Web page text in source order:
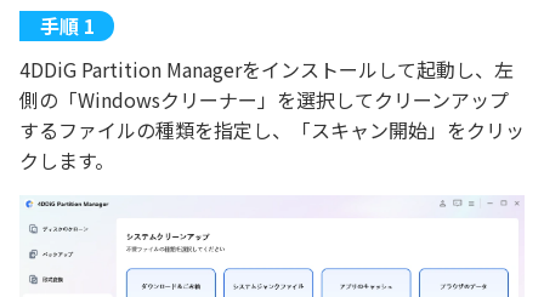
4DDiG Partition Managerをインストールして起動し、左
側の「Windowsクリーナー」を選択してクリーンアップ
するファイルの種類を指定し、「スキャン開始」をクリッ
クします。